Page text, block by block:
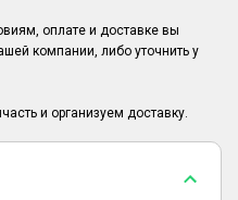
оплате и доставке вы
компании, либо уточнить у